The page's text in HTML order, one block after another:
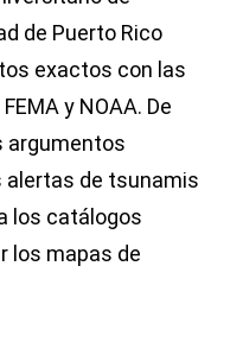
de Puerto Rico
exactos con las
y NOAA. De
argumentos
alertas de tsunamis
los catálogos
los mapas de